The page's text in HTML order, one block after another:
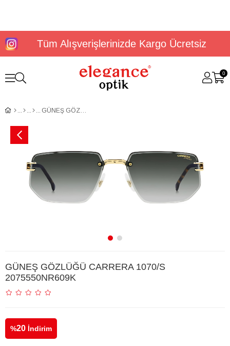
Tüm Alışverişlerinizde Kargo Ücretsiz
0
GÜNEŞ GÖZLÜĞÜ CARRERA 1070/S 2075550NR609K
GÜNEŞ GÖZLÜĞÜ CARRERA 1070/S
2075550NR609K
%20 İndirim